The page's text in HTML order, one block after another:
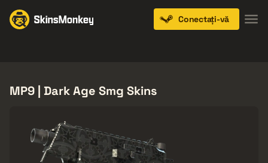
Conectați-vă
MP9 | Dark Age Smg Skins